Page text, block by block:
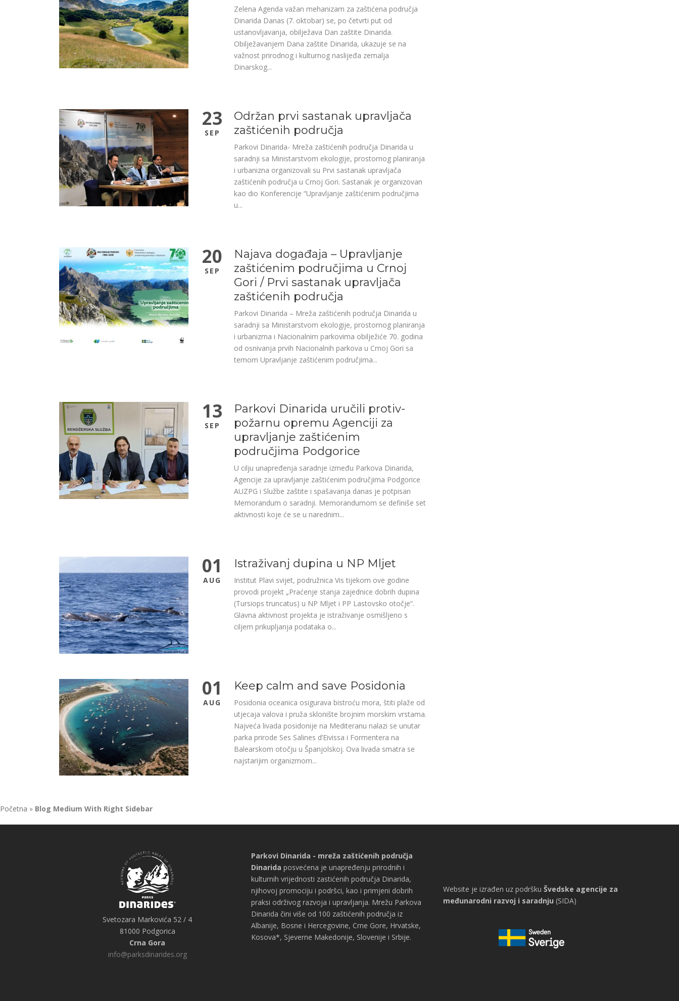
Zelena Agenda važan mehanizam za zaštićena područja
Dinarida Danas (7. oktobar) se, po četvrti put od
ustanovljavanja, obilježava Dan zaštite Dinarida.
Obilježavanjem Dana zaštite Dinarida, ukazuje se na
važnost prirodnog i kulturnog naslijeđa zemalja
Dinarskog...
23
SEP
Održan prvi sastanak upravljača
zaštićenih područja
Parkovi Dinarida- Mreža zaštićenih područja Dinarida u
saradnji sa Ministarstvom ekologije, prostornog planiranja
i urbanizna organizovali su Prvi sastanak upravljača
zaštićenih područja u Crnoj Gori. Sastanak je organizovan
kao dio Konferencije “Upravljanje zaštićenim područjima
u...
20
SEP
Najava događaja – Upravljanje
zaštićenim područjima u Crnoj
Gori / Prvi sastanak upravljača
zaštićenih područja
Parkovi Dinarida – Mreža zaštićenih područja Dinarida u
saradnji sa Ministarstvom ekologije, prostornog planiranja
i urbanizma i Nacionalnim parkovima obilježiće 70. godina
od osnivanja prvih Nacionalnih parkova u Crnoj Gori sa
temom Upravljanje zaštićenim područjima...
13
SEP
Parkovi Dinarida uručili protiv-
požarnu opremu Agenciji za
upravljanje zaštićenim
područjima Podgorice
U cilju unapređenja saradnje između Parkova Dinarida,
Agencije za upravljanje zaštićenim područjima Podgorice
AUZPG i Službe zaštite i spašavanja danas je potpisan
Memorandum o saradnji. Memorandumom se definiše set
aktivnosti koje će se u narednim...
01
AUG
Istraživanj dupina u NP Mljet
Institut Plavi svijet, podružnica Vis tijekom ove godine
provodi projekt „Praćenje stanja zajednice dobrih dupina
(Tursiops truncatus) u NP Mljet i PP Lastovsko otočje“.
Glavna aktivnost projekta je istraživanje osmišljeno s
ciljem prikupljanja podataka o...
01
AUG
Keep calm and save Posidonia
Posidonia oceanica osigurava bistroću mora, štiti plaže od
utjecaja valova i pruža sklonište brojnim morskim vrstama.
Najveća livada posidonije na Mediteranu nalazi se unutar
parka prirode Ses Salines d’Eivissa i Formentera na
Balearskom otočju u Španjolskoj. Ova livada smatra se
najstarijim organizmom...
Početna » Blog Medium With Right Sidebar
Svetozara Markovića 52 / 4
81000 Podgorica
Crna Gora
info@parksdinarides.org
Parkovi Dinarida - mreža zaštićenih područja
Dinarida posvećena je unapređenju prirodnih i
kulturnih vrijednosti zastićenih područja Dinarida,
njihovoj promociju i podršci, kao i primjeni dobrih
praksi održivog razvoja i upravljanja. Mrežu Parkova
Dinarida čini više od 100 zaštićenih područja iz
Albanije, Bosne i Hercegovine, Crne Gore, Hrvatske,
Kosova*, Sjeverne Makedonije, Slovenije i Srbije.
Website je izrađen uz podršku Švedske agencije za
međunarodni razvoj i saradnju (SIDA)